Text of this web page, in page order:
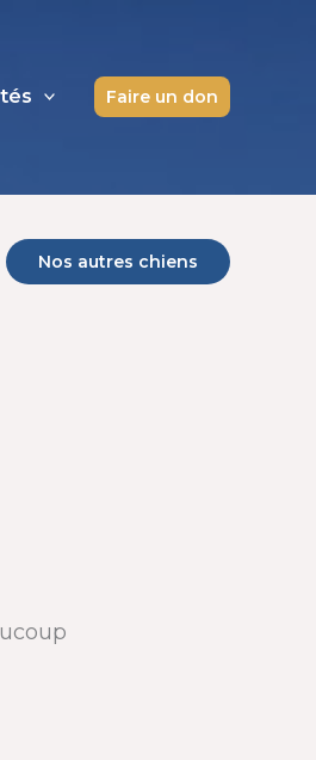
Faire un don
Nos autres chiens